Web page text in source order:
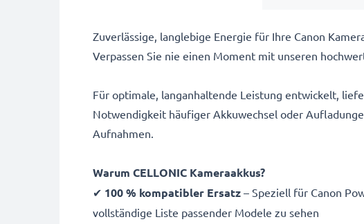
Zuverlässige, langlebige Energie für Ihre Canon
Verpassen Sie nie einen Moment mit unseren
Für optimale, langanhaltende Leistung entwickelt,
Notwendigkeit häufiger Akkuwechsel oder
Aufnahmen.
Warum CELLONIC Kameraakkus?
✔ 100 % kompatibler Ersatz – Speziell für Canon
vollständige Liste passender Modele zu sehen